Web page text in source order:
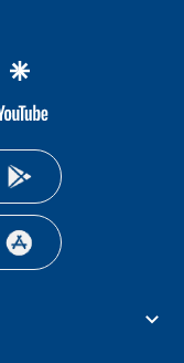
whatsapp
google
youtube-